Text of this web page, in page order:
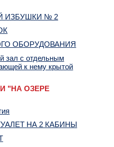
ИЗБУШКИ № 2
ОБОРУДОВАНИЯ
зал с отдельным
к нему крытой
"НА ОЗЕРЕ
НА 2 КАБИНЫ